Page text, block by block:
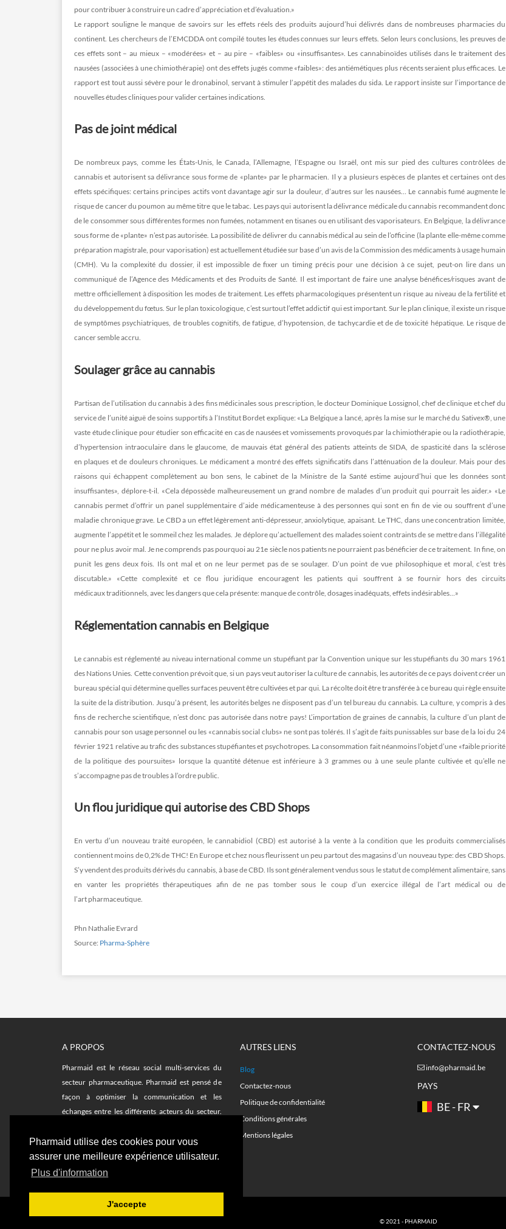
Pharmaid utilise des cookies pour vous
assurer une meilleure expérience utilisateur.
Plus d'information
J'accepte
pour contribuer à construire un cadre d’appréciation et d’évaluation.»
Le rapport souligne le manque de savoirs sur les effets réels des produits aujourd’hui délivrés dans de nombreuses pharmacies du
continent. Les chercheurs de l’EMCDDA ont compilé toutes les études connues sur leurs effets. Selon leurs conclusions, les preuves de
ces effets sont – au mieux – «modérées» et – au pire – «faibles» ou «insuffisantes». Les cannabinoïdes utilisés dans le traitement des
nausées (associées à une chimiothérapie) ont des effets jugés comme «faibles»: des antiémétiques plus récents seraient plus efficaces. Le
rapport est tout aussi sévère pour le dronabinol, servant à stimuler l’appétit des malades du sida. Le rapport insiste sur l’importance de
nouvelles études cliniques pour valider certaines indications.
Pas de joint médical
De nombreux pays, comme les États-Unis, le Canada, l’Allemagne, l’Espagne ou Israël, ont mis sur pied des cultures contrôlées de
cannabis et autorisent sa délivrance sous forme de «plante» par le pharmacien. Il y a plusieurs espèces de plantes et certaines ont des
effets spécifiques: certains principes actifs vont davantage agir sur la douleur, d’autres sur les nausées… Le cannabis fumé augmente le
risque de cancer du poumon au même titre que le tabac. Les pays qui autorisent la délivrance médicale du cannabis recommandent donc
de le consommer sous différentes formes non fumées, notamment en tisanes ou en utilisant des vaporisateurs. En Belgique, la délivrance
sous forme de «plante» n’est pas autorisée. La possibilité de délivrer du cannabis médical au sein de l’officine (la plante elle-même comme
préparation magistrale, pour vaporisation) est actuellement étudiée sur base d’un avis de la Commission des médicaments à usage humain
(CMH). Vu la complexité du dossier, il est impossible de fixer un timing précis pour une décision à ce sujet, peut-on lire dans un
communiqué de l’Agence des Médicaments et des Produits de Santé. Il est important de faire une analyse bénéfices/risques avant de
mettre officiellement à disposition les modes de traitement. Les effets pharmacologiques présentent un risque au niveau de la fertilité et
du développement du fœtus. Sur le plan toxicologique, c’est surtout l’effet addictif qui est important. Sur le plan clinique, il existe un risque
de symptômes psychiatriques, de troubles cognitifs, de fatigue, d’hypotension, de tachycardie et de de toxicité hépatique. Le risque de
cancer semble accru.
Soulager grâce au cannabis
Partisan de l’utilisation du cannabis à des fins médicinales sous prescription, le docteur Dominique Lossignol, chef de clinique et chef du
service de l’unité aiguë de soins supportifs à l’Institut Bordet explique: «La Belgique a lancé, après la mise sur le marché du Sativex®, une
vaste étude clinique pour étudier son efficacité en cas de nausées et vomissements provoqués par la chimiothérapie ou la radiothérapie,
d’hypertension intraoculaire dans le glaucome, de mauvais état général des patients atteints de SIDA, de spasticité dans la sclérose
en plaques et de douleurs chroniques. Le médicament a montré des effets significatifs dans l’atténuation de la douleur. Mais pour des
raisons qui échappent complètement au bon sens, le cabinet de la Ministre de la Santé estime aujourd’hui que les données sont
insuffisantes», déplore-t-il. «Cela dépossède malheureusement un grand nombre de malades d’un produit qui pourrait les aider.» «Le
cannabis permet d’offrir un panel supplémentaire d’aide médicamenteuse à des personnes qui sont en fin de vie ou souffrent d’une
maladie chronique grave. Le CBD a un effet légèrement anti-dépresseur, anxiolytique, apaisant. Le THC, dans une concentration limitée,
augmente l’appétit et le sommeil chez les malades. Je déplore qu’actuellement des malades soient contraints de se mettre dans l’illégalité
pour ne plus avoir mal. Je ne comprends pas pourquoi au 21e siècle nos patients ne pourraient pas bénéficier de ce traitement. In fine, on
punit les gens deux fois. Ils ont mal et on ne leur permet pas de se soulager. D’un point de vue philosophique et moral, c’est très
discutable.» «Cette complexité et ce flou juridique encouragent les patients qui souffrent à se fournir hors des circuits
médicaux traditionnels, avec les dangers que cela présente: manque de contrôle, dosages inadéquats, effets indésirables…»
Réglementation cannabis en Belgique
Le cannabis est réglementé au niveau international comme un stupéfiant par la Convention unique sur les stupéfiants du 30 mars 1961
des Nations Unies. Cette convention prévoit que, si un pays veut autoriser la culture de cannabis, les autorités de ce pays doivent créer un
bureau spécial qui détermine quelles surfaces peuvent être cultivées et par qui. La récolte doit être transférée à ce bureau qui règle ensuite
la suite de la distribution. Jusqu’à présent, les autorités belges ne disposent pas d’un tel bureau du cannabis. La culture, y compris à des
fins de recherche scientifique, n’est donc pas autorisée dans notre pays! L’importation de graines de cannabis, la culture d’un plant de
cannabis pour son usage personnel ou les «cannabis social clubs» ne sont pas tolérés. Il s’agit de faits punissables sur base de la loi du 24
février 1921 relative au trafic des substances stupéfiantes et psychotropes. La consommation fait néanmoins l’objet d’une «faible priorité
de la politique des poursuites» lorsque la quantité détenue est inférieure à 3 grammes ou à une seule plante cultivée et qu’elle ne
s’accompagne pas de troubles à l’ordre public.
Un flou juridique qui autorise des CBD Shops
En vertu d’un nouveau traité européen, le cannabidiol (CBD) est autorisé à la vente à la condition que les produits commercialisés
contiennent moins de 0,2% de THC! En Europe et chez nous fleurissent un peu partout des magasins d’un nouveau type: des CBD Shops.
S’y vendent des produits dérivés du cannabis, à base de CBD. Ils sont généralement vendus sous le statut de complément alimentaire, sans
en vanter les propriétés thérapeutiques afin de ne pas tomber sous le coup d’un exercice illégal de l’art médical ou de
l’art pharmaceutique.
Phn Nathalie Evrard
Source: Pharma-Sphère
A PROPOS
Pharmaid est le réseau social multi-services du
secteur pharmaceutique. Pharmaid est pensé de
façon à optimiser la communication et les
échanges entre les différents acteurs du secteur.
les plateformes d'emplois, remplacements,
formations et notre annuaire de délégués.
AUTRES LIENS
Blog
Contactez-nous
Politique de confidentialité
Conditions générales
Mentions légales
CONTACTEZ-NOUS
info@pharmaid.be
PAYS
BE - FR
© 2021 - PHARMAID